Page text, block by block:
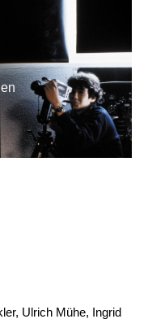
Ulrich Mühe, Ingrid